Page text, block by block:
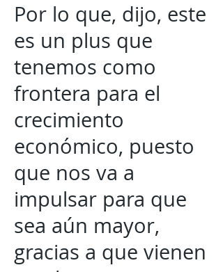
Por lo que, dijo, este
es un plus que
tenemos como
frontera para el
crecimiento
económico, puesto
que nos va a
impulsar para que
sea aún mayor,
gracias a que vienen